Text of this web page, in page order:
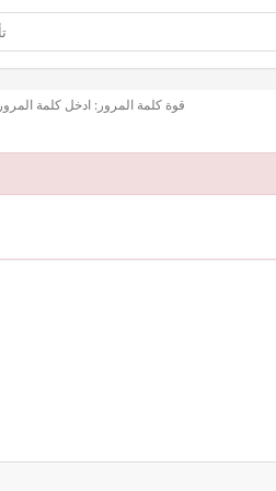
قوة كلمة المرور: ادخل كلمة المرور